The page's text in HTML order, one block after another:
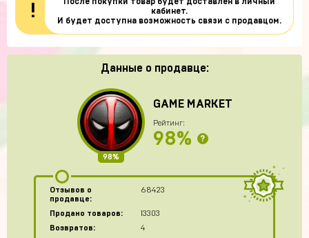
!
кабинет.
И будет доступна возможность связи с продавцом.
Данные о продавце:
98%
GAME MARKET
Рейтинг:
98% ?
Отзывов о
продавце:
68423
Продано товаров:
13303
Возвратов:
4